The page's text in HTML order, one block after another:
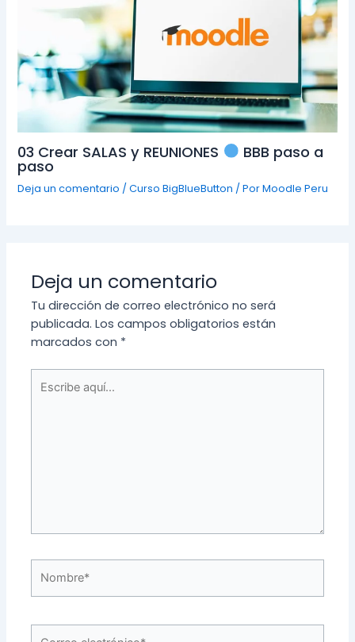
03 Crear SALAS y REUNIONES BBB paso a
paso
Deja un comentario /Curso BigBlueButton / PorMoodle Peru
Deja un comentario
Tu dirección de correo electrónico no será
publicada. Los campos obligatorios están
marcados con *
aquí...